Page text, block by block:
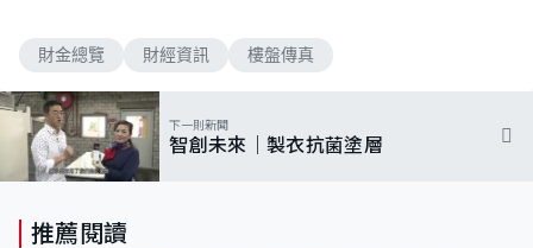
財金總覽 財經資訊 樓盤傳真
下一則新聞
智創未來｜製衣抗菌塗層
推薦閱讀